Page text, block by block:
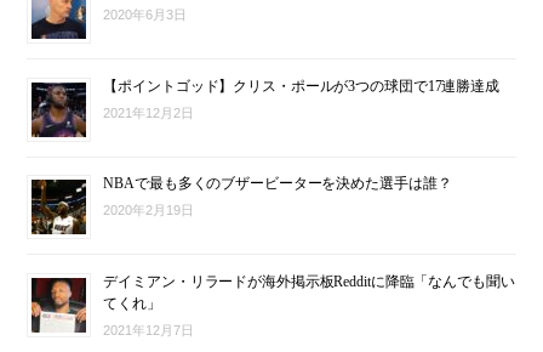
2020年6月3日
【ポイントゴッド】クリス・ポールが3つの球団で17連勝達成
2021年12月2日
NBAで最も多くのブザービーターを決めた選手は誰？
2020年2月19日
デイミアン・リラードが海外掲示板Redditに降臨「なんでも聞い
てくれ」
2021年12月7日